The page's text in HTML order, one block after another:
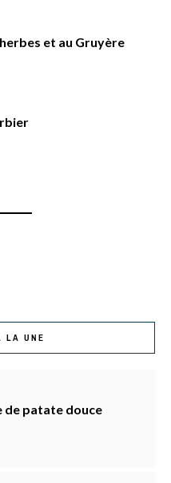
et au Gruyère
LA UNE
de patate douce